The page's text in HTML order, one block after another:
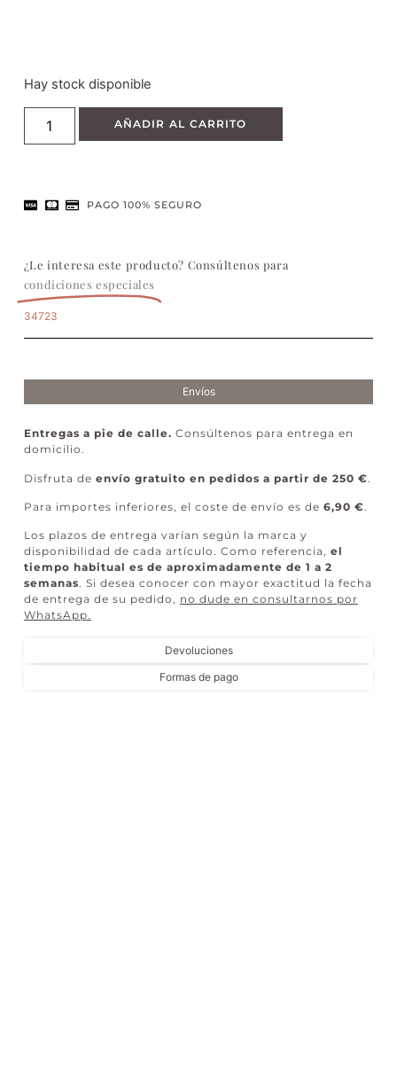
Hay stock disponible
AÑADIR AL CARRITO
PAGO 100% SEGURO
¿Le interesa este producto? Consúltenos para
condiciones especiales
34723
Envíos
Devoluciones
Formas de pago
Entregas a pie de calle. Consúltenos para entrega en
domicilio.
Disfruta de envío gratuito en pedidos a partir de 250 €
Para importes inferiores, el coste de envío es de 6,90 €.
Los plazos de entrega varían según la marca y
disponibilidad de cada artículo. Como referencia, el
tiempo habitual es de aproximadamente de 1 a 2
semanas. Si desea conocer con mayor exactitud la fecha
de entrega de su pedido, no dude en consultarnos por
WhatsApp.